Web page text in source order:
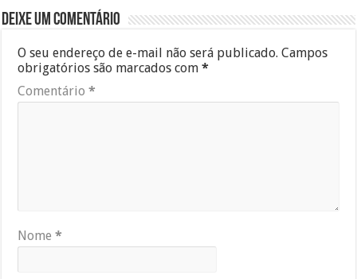
Deixe um comentário
O seu endereço de e-mail não será publicado. Campos
obrigatórios são marcados com*
Comentário*
Nome*